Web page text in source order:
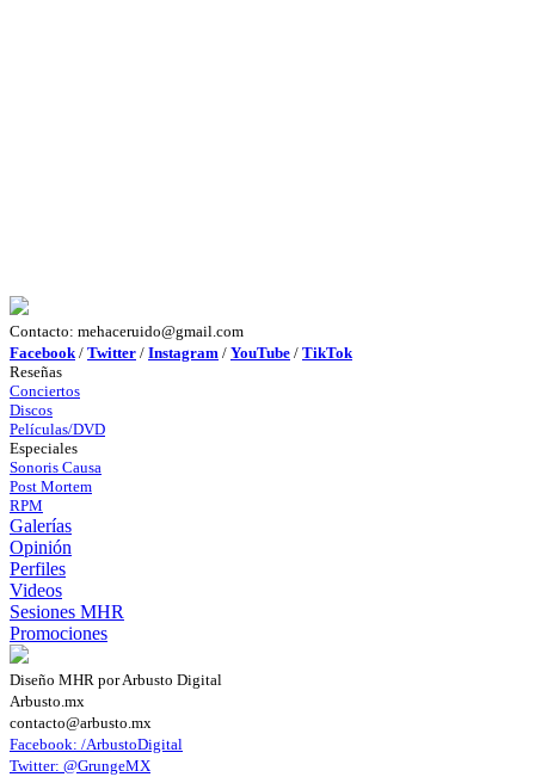
Contacto: mehaceruido@gmail.com
Facebook / Twitter / Instagram / YouTube / TikTok
Reseñas
Conciertos
Discos
Películas/DVD
Especiales
Sonoris Causa
Post Mortem
RPM
Galerías
Opinión
Perfiles
Videos
Sesiones MHR
Promociones
Diseño MHR por Arbusto Digital
Arbusto.mx
contacto@arbusto.mx
Facebook: /ArbustoDigital
Twitter: @GrungeMX